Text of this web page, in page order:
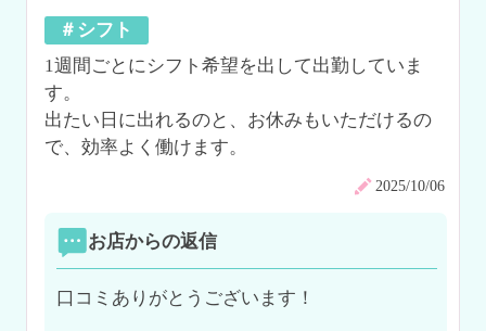
＃シフト
1週間ごとにシフト希望を出して出勤していま
す。
出たい日に出れるのと、お休みもいただけるの
で、効率よく働けます。
2025/10/06
お店からの返信
口コミありがとうございます！